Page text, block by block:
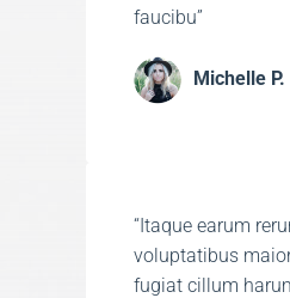
faucibu”​
Michelle P.​
“Itaque earum
voluptatibus
fugiat cillum